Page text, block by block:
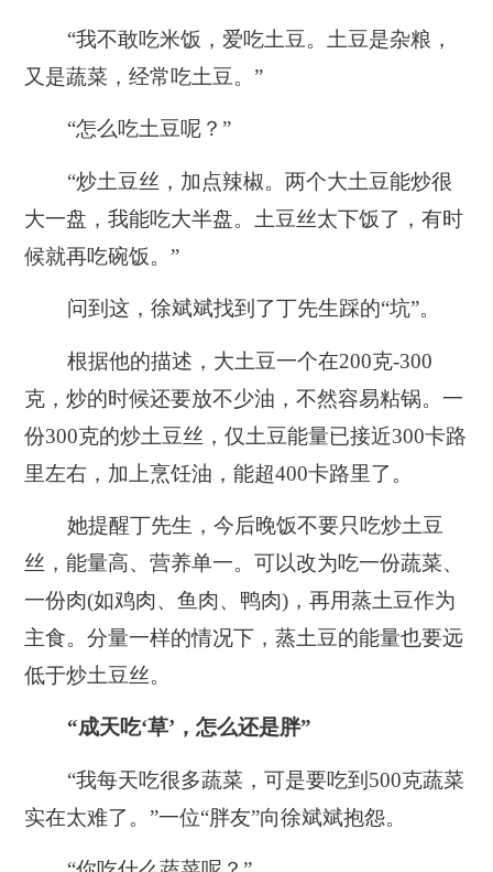
“我不敢吃米饭，爱吃土豆。土豆是杂粮，
又是蔬菜，经常吃土豆。”
“怎么吃土豆呢？”
“炒土豆丝，加点辣椒。两个大土豆能炒很
大一盘，我能吃大半盘。土豆丝太下饭了，有时
候就再吃碗饭。”
问到这，徐斌斌找到了丁先生踩的“坑”。
根据他的描述，大土豆一个在200克-300
克，炒的时候还要放不少油，不然容易粘锅。一
份300克的炒土豆丝，仅土豆能量已接近300卡路
里左右，加上烹饪油，能超400卡路里了。
她提醒丁先生，今后晚饭不要只吃炒土豆
丝，能量高、营养单一。可以改为吃一份蔬菜、
一份肉(如鸡肉、鱼肉、鸭肉)，再用蒸土豆作为
主食。分量一样的情况下，蒸土豆的能量也要远
低于炒土豆丝。
“成天吃‘草’，怎么还是胖”
“我每天吃很多蔬菜，可是要吃到500克蔬菜
实在太难了。”一位“胖友”向徐斌斌抱怨。